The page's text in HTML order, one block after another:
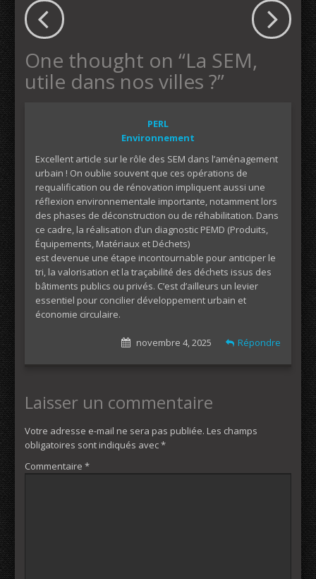
One thought on “La SEM,
utile dans nos villes ?”
PERL
Environnement
Excellent article sur le rôle des SEM dans l’aménagement
urbain ! On oublie souvent que ces opérations de
requalification ou de rénovation impliquent aussi une
réflexion environnementale importante, notamment lors
des phases de déconstruction ou de réhabilitation. Dans
ce cadre, la réalisation d’un diagnostic PEMD (Produits,
Équipements, Matériaux et Déchets)
est devenue une étape incontournable pour anticiper le
tri, la valorisation et la traçabilité des déchets issus des
bâtiments publics ou privés. C’est d’ailleurs un levier
essentiel pour concilier développement urbain et
économie circulaire.
Répondre
novembre 4, 2025
Laisser un commentaire
Votre adresse e-mail ne sera pas publiée. Les champs
obligatoires sont indiqués avec*
Commentaire *